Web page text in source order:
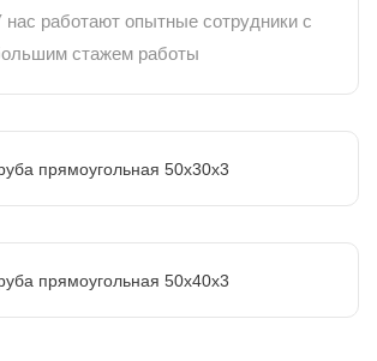
нас работают опытные сотрудники с
стажем работы
прямоугольная 50х30х3
прямоугольная 50х40х3